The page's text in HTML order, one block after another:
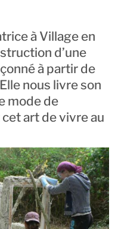
à Village en
d’une
à partir de
nous livre son
mode de
art de vivre au